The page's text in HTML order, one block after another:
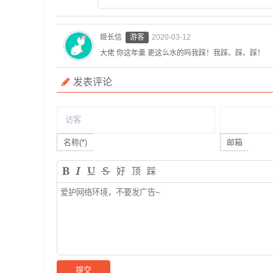
姬长信 游客
2020-03-12
大佬 你这年羹 更这么水的吗我踩！我踩、踩、踩！
发表评论
名称(*) 邮箱
好 顶 踩